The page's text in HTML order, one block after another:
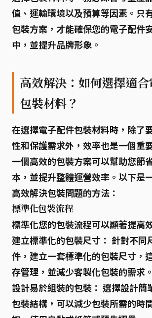
值、運輸環境以及預算等因素。只
包裝方案，才能確保您的電子配件
中，並提升品牌形象。
高效解決：如何選擇適
包裝材料？
在選擇電子配件包裝材料時，除了
性和保護需求外，效率也是一個重
一個高效的包裝方案可以幫助您節
本，並提升整體運營效率。以下是
高效解決包裝問題的方法：
標準化包裝流程
標準化您的包裝流程可以顯著提高
建立標準化的包裝尺寸： 針對不同
件，建立一套標準化的包裝尺寸，
存管理，並減少客製化包裝的需求。
設計易於組裝的包裝： 選擇設計簡
包裝結構，可以減少包裝所需的時